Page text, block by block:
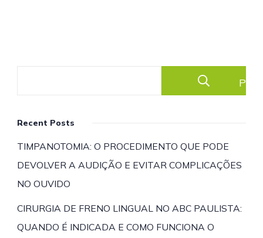
Recent Posts
TIMPANOTOMIA: O PROCEDIMENTO QUE PODE
DEVOLVER A AUDIÇÃO E EVITAR COMPLICAÇÕES
NO OUVIDO
CIRURGIA DE FRENO LINGUAL NO ABC PAULISTA:
QUANDO É INDICADA E COMO FUNCIONA O